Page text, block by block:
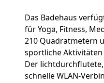
Das Badehaus
für Yoga, Fitness,
210 Quadratmetern
sportliche Aktivitäten
Der
schnelle WLAN-